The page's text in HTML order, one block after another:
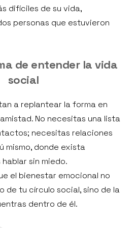
difíciles de su vida,
personas que estuvieron
de entender la vida
social
a replantear la forma en
No necesitas una lista
necesitas relaciones
mismo, donde exista
sin miedo.
el bienestar emocional no
de tu círculo social, sino de la
dentro de él.